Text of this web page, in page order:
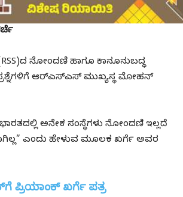
ನೋಂದಣಿ ಹಾಗೂ ಕಾನೂನುಬದ್ಧ
ಪ್ರಶ್ನೆಗಳಿಗೆ ಆರ್‌ಎಸ್‌ಎಸ್‌ ಮುಖ್ಯಸ್ಥ ಮೋಹನ್
ಅನೇಕ ಸಂಸ್ಥೆಗಳು ನೋಂದಣಿ ಇಲ್ಲದೆ
ಎಂದು ಹೇಳುವ ಮೂಲಕ ಖರ್ಗೆ ಅವರ
ಪ್ರಿಯಾಂಕ್ ಖರ್ಗೆ ಪತ್ರ